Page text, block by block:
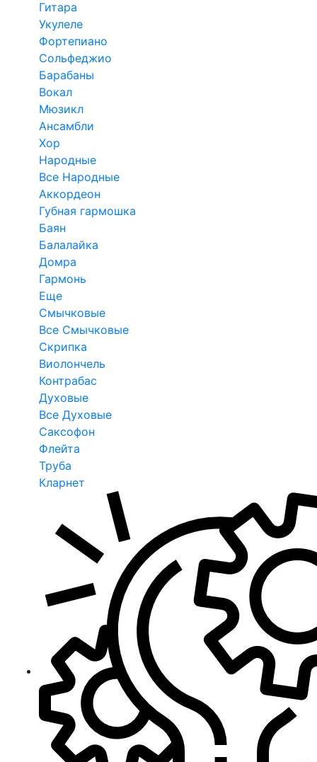
Гитара
Укулеле
Фортепиано
Сольфеджио
Барабаны
Вокал
Мюзикл
Ансамбли
Хор
Народные
Все Народные
Аккордеон
Губная гармошка
Баян
Балалайка
Домра
Гармонь
Еще
Смычковые
Все Смычковые
Скрипка
Виолончель
Контрабас
Духовые
Все Духовые
Саксофон
Флейта
Труба
Кларнет